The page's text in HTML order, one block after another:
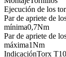
Ejecución de los
Par de apriete de
mínima0,7Nm
Par de apriete de
máxima1Nm
IndicaciónTorx T10